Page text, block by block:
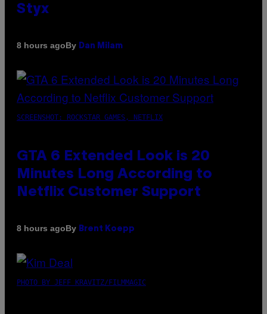
Styx
8 hours agoBy Dan Milam
SCREENSHOT: ROCKSTAR GAMES, NETFLIX
GTA 6 Extended Look is 20
Minutes Long According to
Netflix Customer Support
8 hours agoBy Brent Koepp
PHOTO BY JEFF KRAVITZ/FILMMAGIC